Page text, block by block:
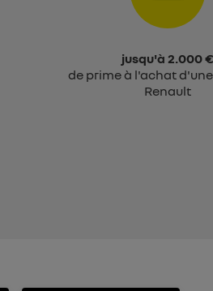
jusqu'à 2.000 €
de prime à l'achat
Renault